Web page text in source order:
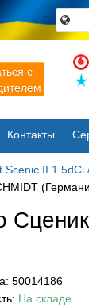
с
Контакты
II 1.5dCi
×
50014186
На складе